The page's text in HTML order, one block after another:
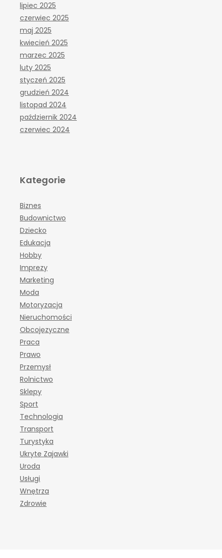
lipiec 2025
czerwiec 2025
maj 2025
kwiecień 2025
marzec 2025
luty 2025
styczeń 2025
grudzień 2024
listopad 2024
październik 2024
czerwiec 2024
Kategorie
Biznes
Budownictwo
Dziecko
Edukacja
Hobby
Imprezy
Marketing
Moda
Motoryzacja
Nieruchomości
Obcojęzyczne
Praca
Prawo
Przemysł
Rolnictwo
Sklepy
Sport
Technologia
Transport
Turystyka
Ukryte Zajawki
Uroda
Usługi
Wnętrza
Zdrowie